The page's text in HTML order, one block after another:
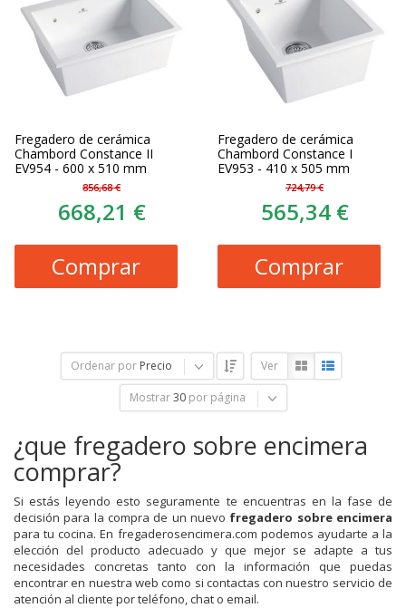
Fregadero de cerámica
Chambord Constance II
EV954 - 600 x 510 mm
856,68 €
668,21 €
Comprar
Fregadero de cerámica
Chambord Constance I
EV953 - 410 x 505 mm
724,79 €
565,34 €
Comprar
Ordenar por Precio Ver
Mostrar 30 por página
¿que fregadero sobre encimera
comprar?
Si estás leyendo esto seguramente te encuentras en la fase de
decisión para la compra de un nuevo fregadero sobre encimera
para tu cocina. En fregaderosencimera.com podemos ayudarte a la
elección del producto adecuado y que mejor se adapte a tus
necesidades concretas tanto con la información que puedas
encontrar en nuestra web como si contactas con nuestro servicio de
atención al cliente por teléfono, chat o email.